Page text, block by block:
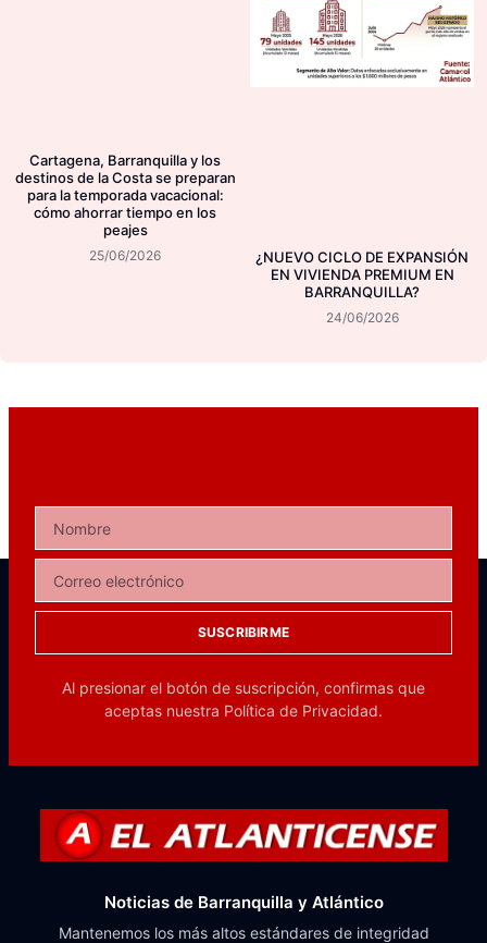
Cartagena, Barranquilla y los
destinos de la Costa se preparan
para la temporada vacacional:
cómo ahorrar tiempo en los
peajes
25/06/2026
¿NUEVO CICLO DE EXPANSIÓN
EN VIVIENDA PREMIUM EN
BARRANQUILLA?
24/06/2026
SUSCRIBIRME
Al presionar el botón de suscripción, confirmas que
aceptas nuestra Política de Privacidad.
Noticias de Barranquilla y Atlántico
Mantenemos los más altos estándares de integridad